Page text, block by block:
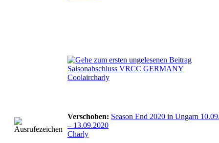
Saisonabschluss VRCC GERMANY
Coolaircharly
Verschoben: Season End 2020 in Ungarn
– 13.09.2020
Charly